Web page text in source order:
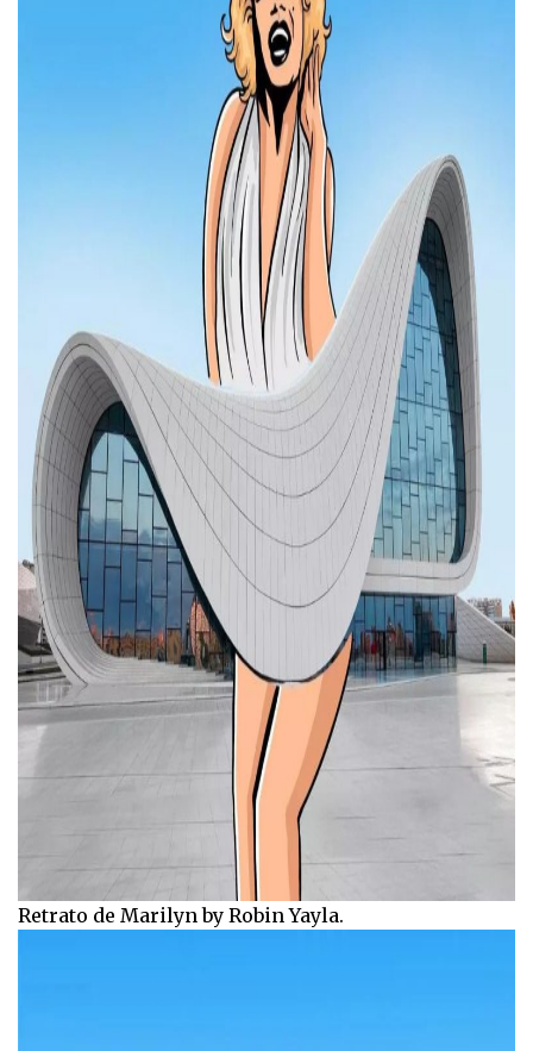
Retrato de Marilyn by Robin Yayla.